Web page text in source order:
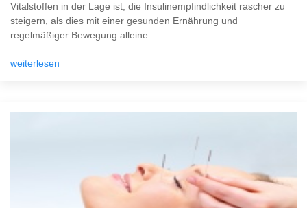
Vitalstoffen in der Lage ist, die Insulinempfindlichkeit rascher zu
steigern, als dies mit einer gesunden Ernährung und
regelmäßiger Bewegung alleine ...
weiterlesen